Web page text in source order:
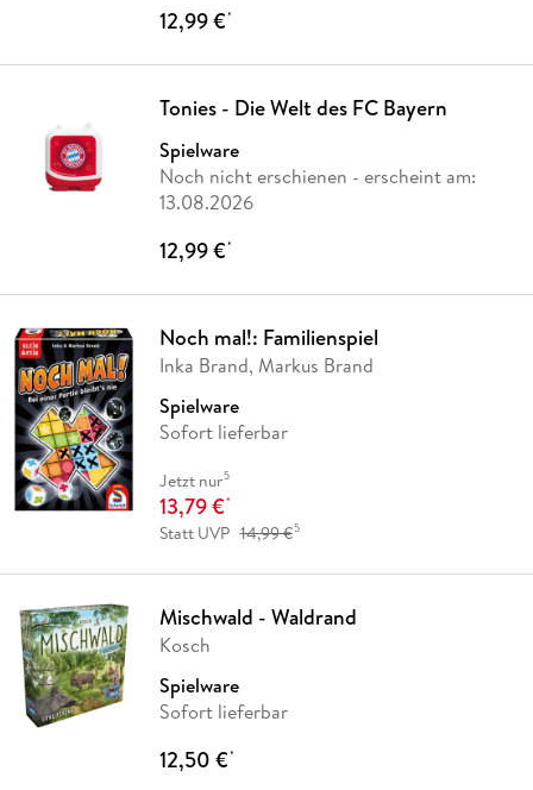
12,99 €*
Tonies - Die Welt des FC Bayern
Spielware
Noch nicht erschienen - erscheint am:
13.08.2026
12,99 €*
Noch mal!: Familienspiel
Inka Brand, Markus Brand
Spielware
Sofort lieferbar
Jetzt nur5
13,79 €*
Statt UVP 14,99 €5
Mischwald - Waldrand
Kosch
Spielware
Sofort lieferbar
12,50 €*